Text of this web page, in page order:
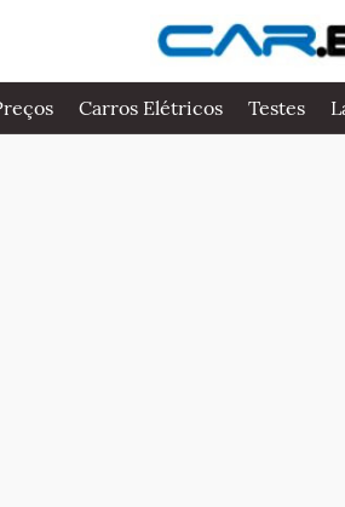
Carros Elétricos Testes